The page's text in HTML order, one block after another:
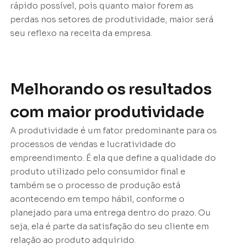
rápido possível, pois quanto maior forem as
perdas nos setores de produtividade, maior será
seu reflexo na receita da empresa.
Melhorando os resultados
com maior produtividade
A produtividade é um fator predominante para os
processos de vendas e lucratividade do
empreendimento. É ela que define a qualidade do
produto utilizado pelo consumidor final e
também se o processo de produção está
acontecendo em tempo hábil, conforme o
planejado para uma entrega dentro do prazo. Ou
seja, ela é parte da satisfação do seu cliente em
relação ao produto adquirido.